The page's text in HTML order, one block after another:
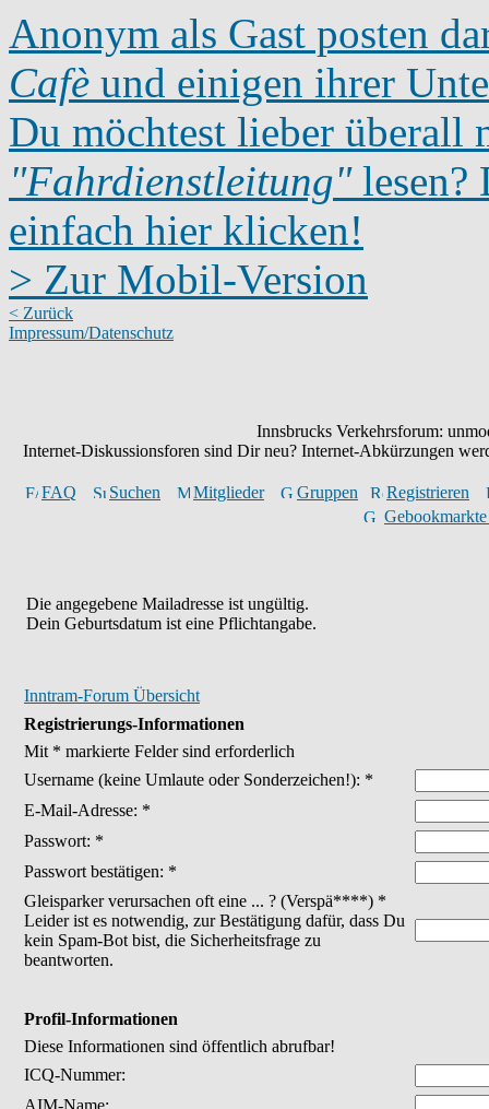
Anonym als Gast posten
Cafè und einigen ihrer
Du möchtest lieber überall
"Fahrdienstleitung"lesen?
einfach hier klicken!
> Zur Mobil-Version
< Zurück
Impressum/Datenschutz
Innsbrucks Verkehrsforum:
Internet-Diskussionsforen sind Dir neu? Internet-Abkürzungen
FAQ Suchen Mitglieder Gruppen
Registrieren
Die angegebene Mailadresse ist ungültig.
Dein Geburtsdatum ist eine Pflichtangabe.
Inntram-Forum Übersicht
Registrierungs-Informationen
Mit * markierte Felder sind erforderlich
Username (keine Umlaute oder Sonderzeichen!): *
E-Mail-Adresse: *
Passwort: *
Passwort bestätigen: *
Gleisparker verursachen oft eine ... ? (Verspä****) *
Leider ist es notwendig, zur Bestätigung dafür, dass Du
kein Spam-Bot bist, die Sicherheitsfrage zu
beantworten.
Profil-Informationen
Diese Informationen sind öffentlich abrufbar!
ICQ-Nummer:
AIM-Name: